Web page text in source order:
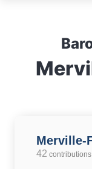
Merville-
42